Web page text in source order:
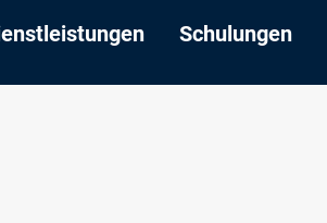
Schulungen